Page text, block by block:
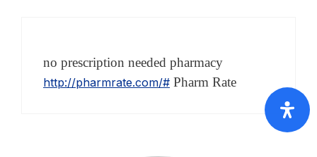
no prescription needed pharmacy
http://pharmrate.com/# Pharm Rate